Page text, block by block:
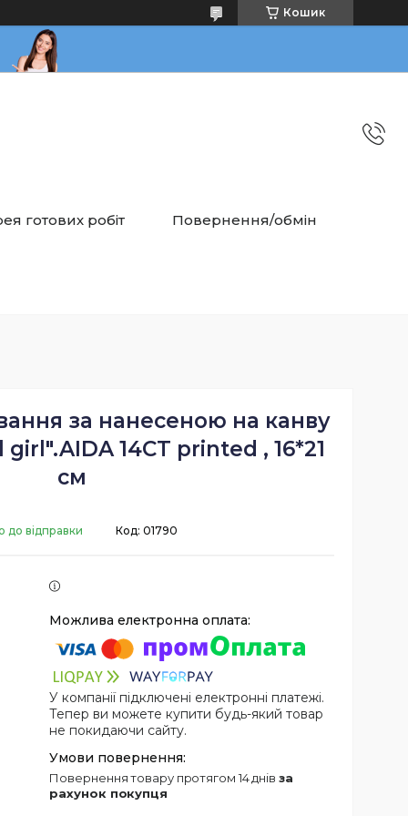
Кошик
готових робіт Повернення/обмін
за нанесеною на канву
14CT printed , 16*21
см
до відправки Код: 01790
У компанії підключені електронні платежі.
Тепер ви можете купити будь-який товар
не покидаючи сайту.
повернення товару протягом 14 днів за
рахунок покупця